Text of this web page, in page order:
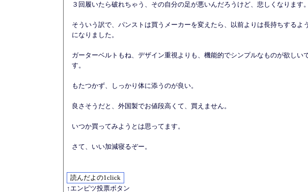
３回履いたら破れちゃう、その自分の足が悪いんだろうけど、悲しくなります。
そういう訳で、パンストは買うメーカーを変えたら、以前よりは長持ちするよう
になりました。
ガーターベルトもね、デザイン重視よりも、機能的でシンプルなものが欲しい
す。
もたつかず、しっかり体に添うのが良い。
良さそうだと、外国製でお値段高くて、買えません。
いつか買ってみようとは思ってます。
さて、いい加減寝るぞー。
↑エンピツ投票ボタン